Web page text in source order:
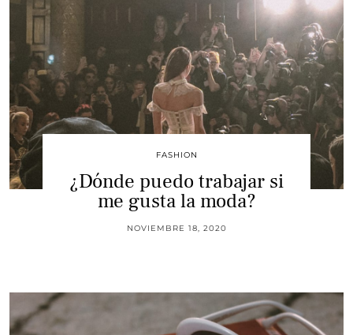
FASHION
¿Dónde puedo trabajar si
me gusta la moda?
NOVIEMBRE 18, 2020